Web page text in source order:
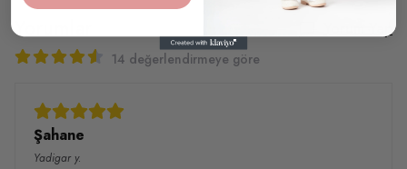
Yorumlar Yorum Yap
14 değerlendirmeye göre
Şahane
Yadigar y.